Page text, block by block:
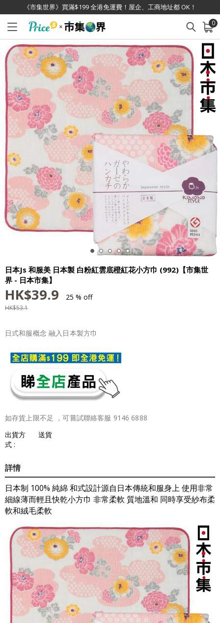
《市集世界》買滿$199 全港免運費！屋企、工商地址都 OK！
0
已加入購物車 查看
日本Js 和服美 日本製 白粉紅雲底橙紅花小方巾 (992)【市集世
界 - 日本市集】
HK$39.9 25 % off
HK$53.1
日式和服概念 融入日本製方巾
如存貨上限不足 ，可嘗試聯絡客服 9146 6888
出貨方
式 :
送貨
詳情
日本制 100% 純綿 和式設計源自日本傳統和服身上 使用非常
細線薄而輕且快乾小方巾 非常柔軟 質地溫和 同時享受紗布柔
軟和絨毛柔軟